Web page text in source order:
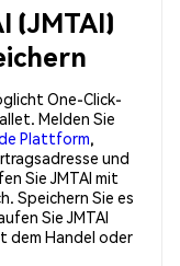
(JMTAI)
One-Click-
Melden Sie
Plattform,
und
Sie JMTAI mit
Speichern Sie es
Sie JMTAI
dem Handel oder